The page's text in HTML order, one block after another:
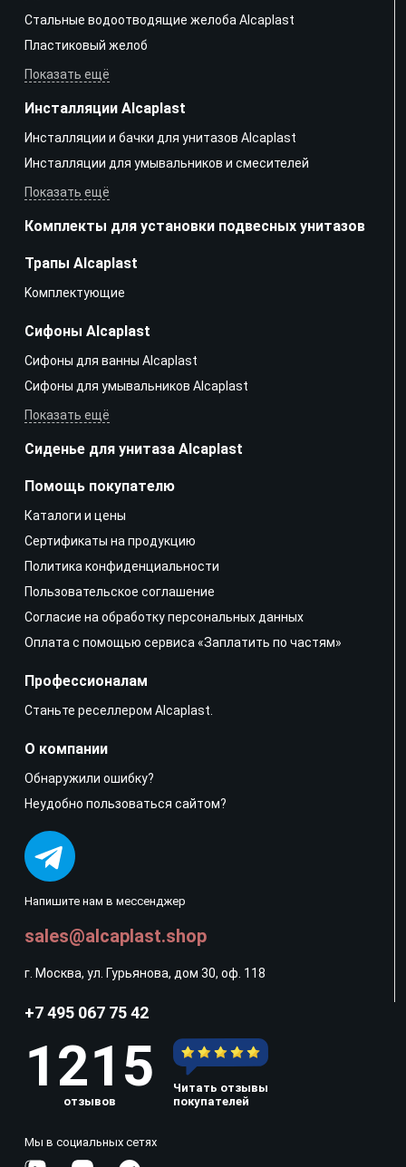
Стальные водоотводящие желоба Alcaplast
Пластиковый желоб
Показать ещё
Инсталляции Alcaplast
Инсталляции и бачки для унитазов Alcaplast
Инсталляции для умывальников и смесителей
Показать ещё
Комплекты для установки подвесных унитазов
Трапы Alcaplast
Kомплектующие
Сифоны Alcaplast
Сифоны для ванны Alcaplast
Сифоны для умывальников Alcaplast
Показать ещё
Сиденье для унитаза Alcaplast
Напишите нам в мессенджер
sales@alcaplast.shop
г. Москва, ул. Гурьянова, дом 30, оф. 118
Помощь покупателю
Каталоги и цены
Сертификаты на продукцию
Политика конфиденциальности
Пользовательское соглашение
Согласие на обработку персональных данных
Оплата с помощью сервиса «Заплатить по частям»
Профессионалам
Станьте реселлером Alcaplast.
О компании
Обнаружили ошибку?
Неудобно пользоваться сайтом?
+7 495 067 75 42
1215
отзывов
Читать отзывы
покупателей
Мы в социальных сетях